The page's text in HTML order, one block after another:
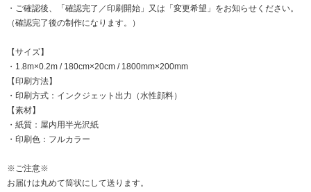
・ご確認後、「確認完了／印刷開始」又は「変更希望」をお知らせください。
（確認完了後の制作になります。）
【サイズ】
・1.8m×0.2m / 180cm×20cm / 1800mm×200mm
【印刷方法】
・印刷方式：インクジェット出力（水性顔料）
【素材】
・紙質：屋内用半光沢紙
・印刷色：フルカラー
※ご注意※
お届けは丸めて筒状にして送ります。